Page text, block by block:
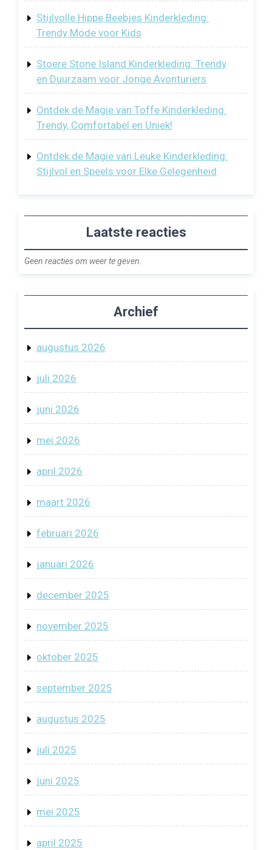
Stijlvolle Hippe Beebjes Kinderkleding:
Trendy Mode voor Kids
Stoere Stone Island Kinderkleding: Trendy
en Duurzaam voor Jonge Avonturiers
Ontdek de Magie van Toffe Kinderkleding:
Trendy, Comfortabel en Uniek!
Ontdek de Magie van Leuke Kinderkleding:
Stijlvol en Speels voor Elke Gelegenheid
Laatste reacties
Geen reacties om weer te geven.
Archief
augustus 2026
juli 2026
juni 2026
mei 2026
april 2026
maart 2026
februari 2026
januari 2026
december 2025
november 2025
oktober 2025
september 2025
augustus 2025
juli 2025
juni 2025
mei 2025
april 2025